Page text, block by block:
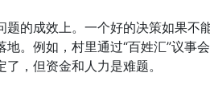
题的成效上。一个好的决策如果不
。例如，村里通过“百姓汇”议事
，但资金和人力是难题。